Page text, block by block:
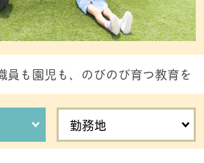
員も園児も、のびのび育つ教育を
勤務地